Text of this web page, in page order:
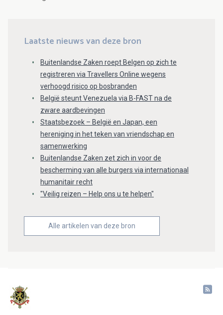
Laatste nieuws van deze bron
Buitenlandse Zaken roept Belgen op zich te
registreren via Travellers Online wegens
verhoogd risico op bosbranden
België steunt Venezuela via B-FAST na de
zware aardbevingen
Staatsbezoek – België en Japan, een
hereniging in het teken van vriendschap en
samenwerking
Buitenlandse Zaken zet zich in voor de
bescherming van alle burgers via internationaal
humanitair recht
"Veilig reizen – Help ons u te helpen"
Alle artikelen van deze bron